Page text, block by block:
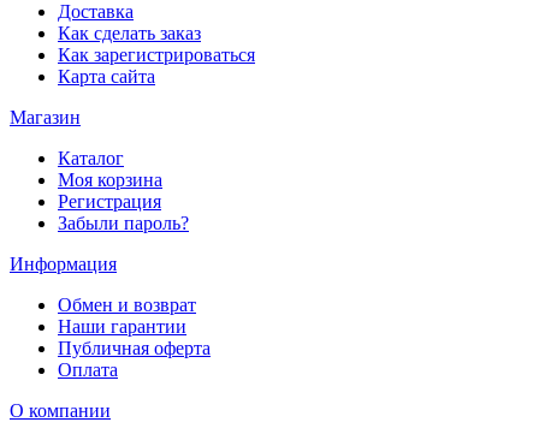
Доставка
Как сделать заказ
Как зарегистрироваться
Карта сайта
Магазин
Каталог
Моя корзина
Регистрация
Забыли пароль?
Информация
Обмен и возврат
Наши гарантии
Публичная оферта
Оплата
О компании